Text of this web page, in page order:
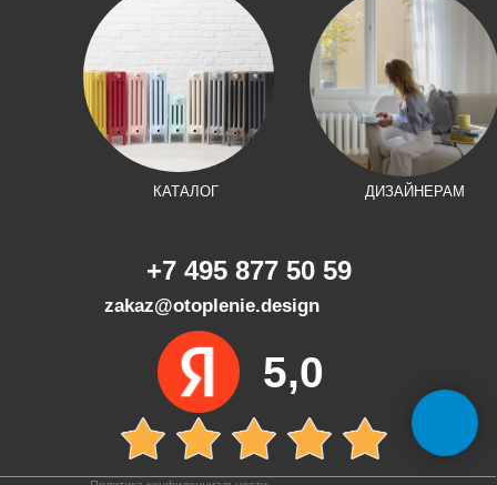
КАТАЛОГ ДИЗАЙНЕРАМ
+7 495 877 50 59
zakaz@otoplenie.design
5,0